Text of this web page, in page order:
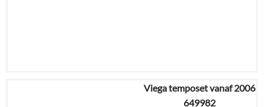
€10,35
Viega temposet vanaf 2006
649982